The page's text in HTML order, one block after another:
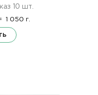
10 шт.
1 050 г.